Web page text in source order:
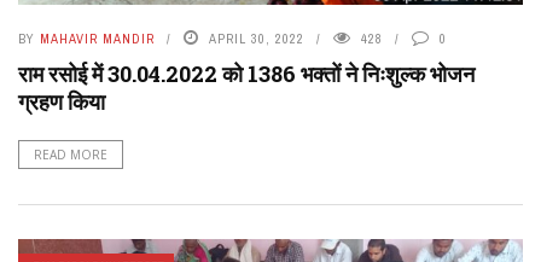
BY MAHAVIR MANDIR APRIL 30, 2022 428 0
राम रसोई में 30.04.2022 को 1386 भक्तों ने निःशुल्क भोजन
ग्रहण किया
READ MORE